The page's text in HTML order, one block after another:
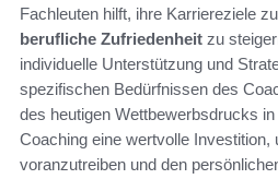
Fachleuten hilft, ihre Karriereziele
berufliche Zufriedenheit zu
individuelle Unterstützung und
spezifischen Bedürfnissen des
des heutigen Wettbewerbsdrucks
Coaching eine wertvolle Investition,
voranzutreiben und den